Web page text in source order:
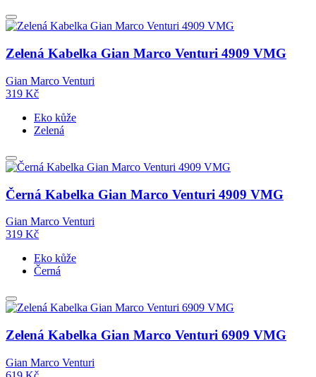
Zelená Kabelka Gian Marco Venturi 4909 VMG
Gian Marco Venturi
319 Kč
Eko kůže
Zelená
Černá Kabelka Gian Marco Venturi 4909 VMG
Gian Marco Venturi
319 Kč
Eko kůže
Černá
Zelená Kabelka Gian Marco Venturi 6909 VMG
Gian Marco Venturi